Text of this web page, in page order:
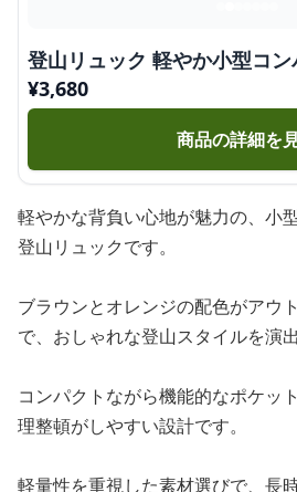
登山リュック 軽やか小型コ
¥3,680
商品の詳細を
軽やかな背負い心地が魅力の、小
登山リュックです。
ブラウンとオレンジの配色がアウ
で、おしゃれな登山スタイルを演出
コンパクトながら機能的なポケッ
理整頓がしやすい設計です。
軽量性を重視した素材選びで、長